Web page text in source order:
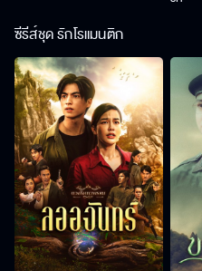
ซีรีส์ชุด รักโรแมนติก